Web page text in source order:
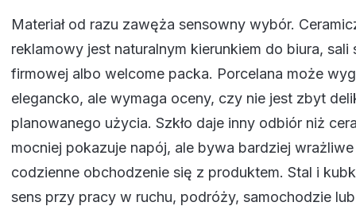
Materiał od razu zawęża sensowny wybór.
reklamowy jest naturalnym kierunkiem do biura, sali
firmowej albo welcome packa. Porcelana może
elegancko, ale wymaga oceny, czy nie jest zbyt
planowanego użycia. Szkło daje inny odbiór niż
mocniej pokazuje napój, ale bywa bardziej
codzienne obchodzenie się z produktem. Stal i
sens przy pracy w ruchu, podróży, samochodzie